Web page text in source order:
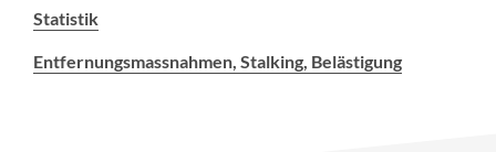
Statistik
Entfernungsmassnahmen, Stalking, Belästigung